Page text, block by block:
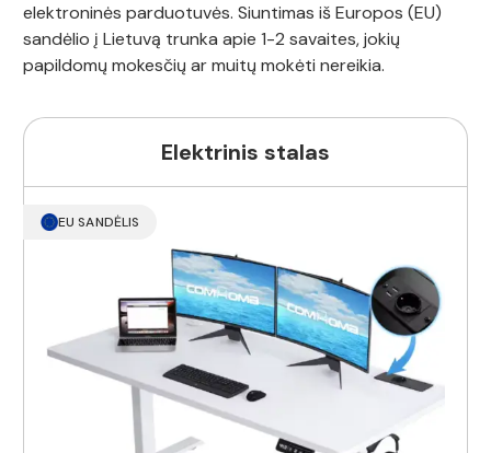
elektroninės parduotuvės. Siuntimas iš Europos (EU)
sandėlio į Lietuvą trunka apie 1-2 savaites, jokių
papildomų mokesčių ar muitų mokėti nereikia.
Elektrinis stalas
EU SANDĖLIS